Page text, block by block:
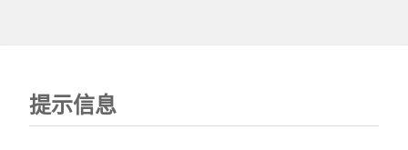
提示信息